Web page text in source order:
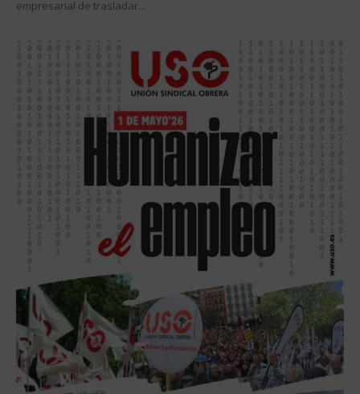
empresarial de trasladar...